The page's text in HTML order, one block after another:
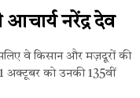
आचार्य नरेंद्र देव
वे किसान और मज़दूरों की
अक्टूबर को उनकी 135वीं